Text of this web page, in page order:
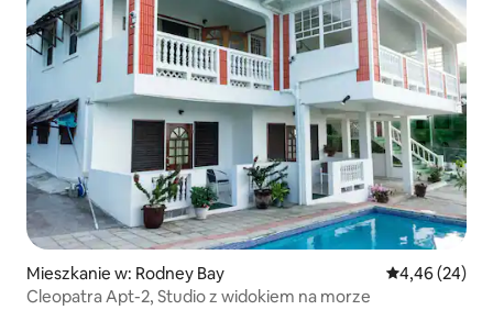
Mieszkanie w: Rodney Bay Średnia
4,46 (24)
Cleopatra Apt-2, Studio z widokiem na morze